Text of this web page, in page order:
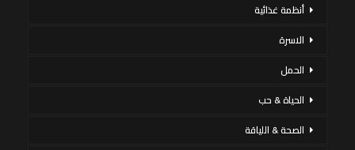
أنظمة غذائية
الاسرة
الحمل
الحياة & حب
الصحة & اللياقة